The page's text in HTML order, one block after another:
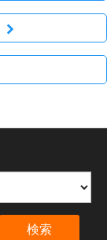
検索